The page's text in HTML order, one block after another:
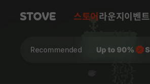
스토어 라운지 이벤트
Recommended